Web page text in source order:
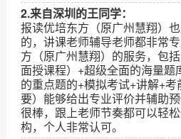
2.来自深圳的王同学：
报读优培东方（原广州慧翔）
的，讲课老师辅导老师都非常
方（原广州慧翔）的服务，包
面授课程）+超级全面的海量
的重点题的+模拟考试+讲解+
要）能够给出专业评价并辅助
很棒，跟上老师节奏都可以轻
构，个人非常认可。